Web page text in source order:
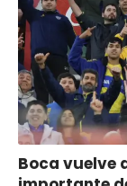
Boca vuelve